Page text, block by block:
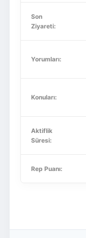
Son
Ziyareti:
Yorumları:
Konuları:
Aktiflik
Süresi:
Rep Puanı: